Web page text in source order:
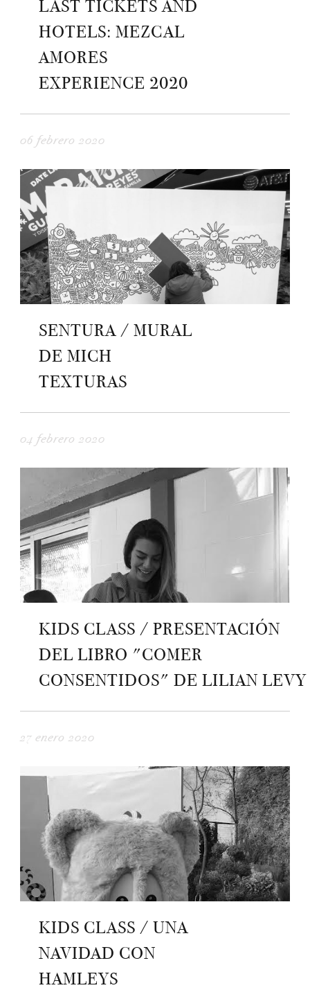
LAST TICKETS AND
HOTELS: MEZCAL
AMORES
EXPERIENCE 2020
06 febrero 2020
SENTURA / MURAL
DE MICH
TEXTURAS
04 febrero 2020
KIDS CLASS / PRESENTACIÓN
DEL LIBRO "COMER
CONSENTIDOS" DE LILIAN LEVY
27 enero 2020
KIDS CLASS / UNA
NAVIDAD CON
HAMLEYS